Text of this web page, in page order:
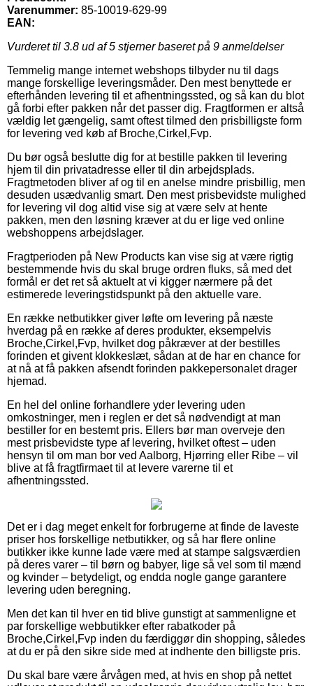
Varenummer: 85-10019-629-99
EAN:
Vurderet til 3.8 ud af 5 stjerner baseret på 9 anmeldelser
Temmelig mange internet webshops tilbyder nu til dags
mange forskellige leveringsmåder. Den mest benyttede er
efterhånden levering til et afhentningssted, og så kan du blot
gå forbi efter pakken når det passer dig. Fragtformen er altså
vældig let gængelig, samt oftest tilmed den prisbilligste form
for levering ved køb af Broche,Cirkel,Fvp.
Du bør også beslutte dig for at bestille pakken til levering
hjem til din privatadresse eller til din arbejdsplads.
Fragtmetoden bliver af og til en anelse mindre prisbillig, men
desuden usædvanlig smart. Den mest prisbevidste mulighed
for levering vil dog altid vise sig at være selv at hente
pakken, men den løsning kræver at du er lige ved online
webshoppens arbejdslager.
Fragtperioden på New Products kan vise sig at være rigtig
bestemmende hvis du skal bruge ordren fluks, så med det
formål er det ret så aktuelt at vi kigger nærmere på det
estimerede leveringstidspunkt på den aktuelle vare.
En række netbutikker giver løfte om levering på næste
hverdag på en række af deres produkter, eksempelvis
Broche,Cirkel,Fvp, hvilket dog påkræver at der bestilles
forinden et givent klokkeslæt, sådan at de har en chance for
at nå at få pakken afsendt forinden pakkepersonalet drager
hjemad.
En hel del online forhandlere yder levering uden
omkostninger, men i reglen er det så nødvendigt at man
bestiller for en bestemt pris. Ellers bør man overveje den
mest prisbevidste type af levering, hvilket oftest – uden
hensyn til om man bor ved Aalborg, Hjørring eller Ribe – vil
blive at få fragtfirmaet til at levere varerne til et
afhentningssted.
Det er i dag meget enkelt for forbrugerne at finde de laveste
priser hos forskellige netbutikker, og så har flere online
butikker ikke kunne lade være med at stampe salgsværdien
på deres varer – til børn og babyer, lige så vel som til mænd
og kvinder – betydeligt, og endda nogle gange garantere
levering uden beregning.
Men det kan til hver en tid blive gunstigt at sammenligne et
par forskellige webbutikker efter rabatkoder på
Broche,Cirkel,Fvp inden du færdiggør din shopping, således
at du er på den sikre side med at indhente den billigste pris.
Du skal bare være årvågen med, at hvis en shop på nettet